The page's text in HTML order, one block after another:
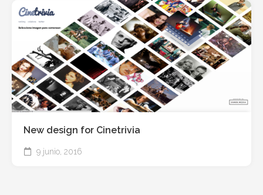
New design for Cinetrivia
9 junio, 2016